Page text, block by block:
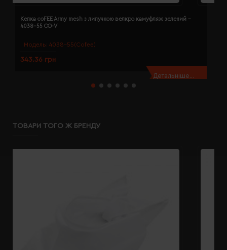
Модель: 4038-55(Cofee)
Кепка coFEE Army mesh з липучкою велкро камуфляж зелений -
4038-55 CO-V
343.36 грн
Детальніше...
ТОВАРИ ТОГО Ж БРЕНДУ